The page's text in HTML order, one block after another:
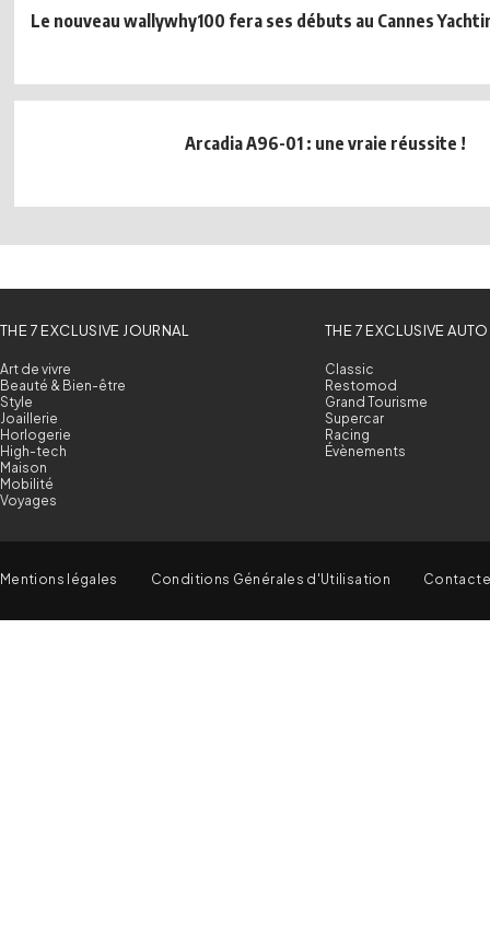
Le nouveau wallywhy100 fera ses débuts au Cannes
Arcadia A96-01 : une vraie réussite !
THE 7 EXCLUSIVE JOURNAL
Art de vivre
Beauté & Bien-être
Style
Joaillerie
Horlogerie
High-tech
Maison
Mobilité
Voyages
THE 7 EXCLUSIVE AUTO
Classic
Restomod
Grand Tourisme
Supercar
Racing
Évènements
Mentions légales Conditions Générales d'Utilisation